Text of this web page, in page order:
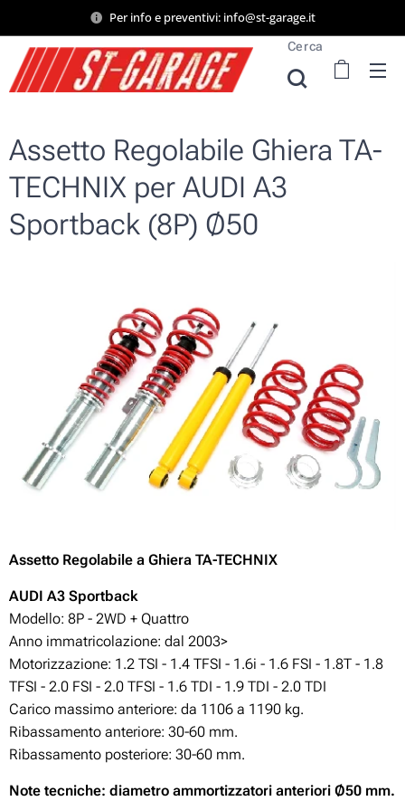
Per info e preventivi: info@st-garage.it
Cerca
Assetto Regolabile Ghiera TA-
TECHNIX per AUDI A3
Sportback (8P) Ø50
Assetto Regolabile a Ghiera TA-TECHNIX
AUDI A3 Sportback
Modello: 8P - 2WD + Quattro
Anno immatricolazione: dal 2003>
Motorizzazione: 1.2 TSI - 1.4 TFSI - 1.6i - 1.6 FSI - 1.8T - 1.8
TFSI - 2.0 FSI - 2.0 TFSI - 1.6 TDI - 1.9 TDI - 2.0 TDI
Carico massimo anteriore: da 1106 a 1190 kg.
Ribassamento anteriore: 30-60 mm.
Ribassamento posteriore: 30-60 mm.
Note tecniche: diametro ammortizzatori anteriori Ø50 mm.